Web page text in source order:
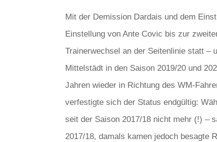
Mit der Demission Dardais und dem
Einstellung von Ante Covic bis zur
Trainerwechsel an der Seitenlinie statt –
Mittelstädt in den Saison 2019/20 und
Jahren wieder in Richtung des WM-
verfestigte sich der Status endgültig:
seit der Saison 2017/18 nicht mehr (!) –
2017/18, damals kamen jedoch besagte